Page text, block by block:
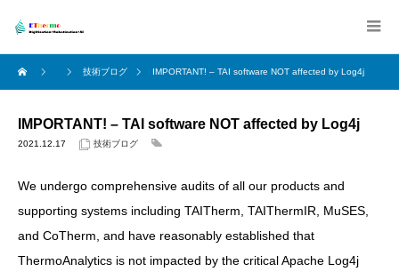
技術ブログ IMPORTANT! – TAI software NOT affected by Log4j
IMPORTANT! – TAI software NOT affected by Log4j
2021.12.17 技術ブログ
We undergo comprehensive audits of all our products and
supporting systems including TAITherm, TAIThermIR, MuSES,
and CoTherm, and have reasonably established that
ThermoAnalytics is not impacted by the critical Apache Log4j